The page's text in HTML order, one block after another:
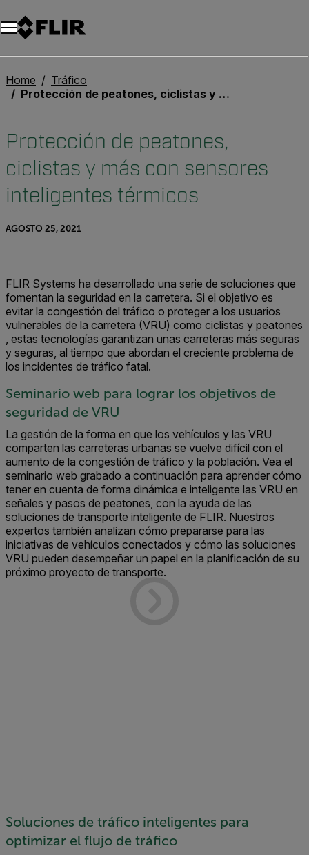
Unread messages
Modelo
Eliminar
artículos
artículo
Añadir al carro
Añadido al carro
Home
Tráfico
Protección de peatones, ciclistas y más con sensores inteligentes térmicos
Protección de peatones,
ciclistas y más con sensores
inteligentes térmicos
AGOSTO 25, 2021
FLIR Systems ha desarrollado una serie de soluciones que
fomentan la seguridad en la carretera. Si el objetivo es
evitar la congestión del tráfico o proteger a los usuarios
vulnerables de la carretera (VRU) como ciclistas y peatones
, estas tecnologías garantizan unas carreteras más seguras
y seguras, al tiempo que abordan el creciente problema de
los incidentes de tráfico fatal.
Seminario web para lograr los objetivos de
seguridad de VRU
La gestión de la forma en que los vehículos y las VRU
comparten las carreteras urbanas se vuelve difícil con el
aumento de la congestión de tráfico y la población. Vea el
seminario web grabado a continuación para aprender cómo
tener en cuenta de forma dinámica e inteligente las VRU en
señales y pasos de peatones, con la ayuda de las
soluciones de transporte inteligente de FLIR. Nuestros
expertos también analizan cómo prepararse para las
iniciativas de vehículos conectados y cómo las soluciones
VRU pueden desempeñar un papel en la planificación de su
próximo proyecto de transporte.
Soluciones de tráfico inteligentes para
optimizar el flujo de tráfico